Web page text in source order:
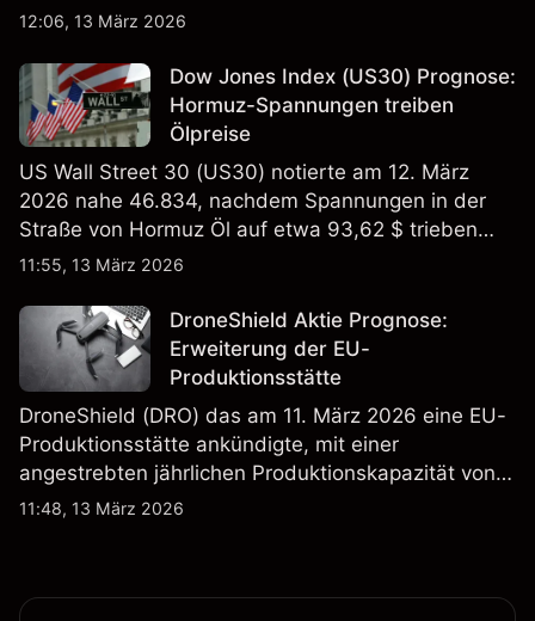
EBITDA von 9,6–10,1 Mrd. € hin. Die
verlässlicher Indikator für zukünftige Ergebnisse.
12:06, 13 März 2026
Dow Jones Index (US30) Prognose:
Hormuz-Spannungen treiben
Ölpreise
US Wall Street 30 (US30) notierte am 12. März
2026 nahe 46.834, nachdem Spannungen in der
Straße von Hormuz Öl auf etwa 93,62 $ trieben
und die US-Arbeitslosigkeit auf 4,4% stieg. Die
verlässlicher Indikator für zukünftige Ergebnisse.
11:55, 13 März 2026
DroneShield Aktie Prognose:
Erweiterung der EU-
Produktionsstätte
DroneShield (DRO) das am 11. März 2026 eine EU-
Produktionsstätte ankündigte, mit einer
angestrebten jährlichen Produktionskapazität von
etwa 2,4 Mrd. AUD bis Ende 2026. Die
11:48, 13 März 2026